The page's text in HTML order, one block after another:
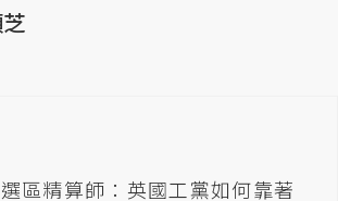
區精算師：英國工黨如何靠著